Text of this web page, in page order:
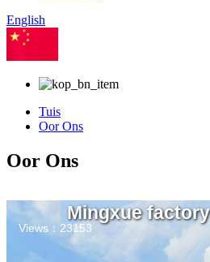
English
Tuis
Oor Ons
Oor Ons